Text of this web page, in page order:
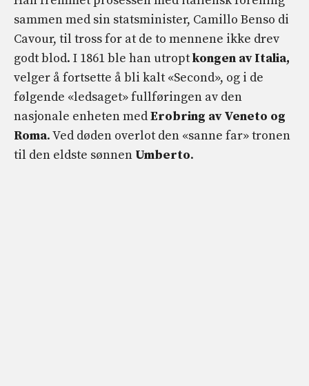
sammen med sin statsminister, Camillo Benso di
Cavour, til tross for at de to mennene ikke drev
godt blod. I 1861 ble han utroptkongen av Italia,
velger å fortsette å bli kalt «Second», og i de
følgende «ledsaget» fullføringen av den
nasjonale enheten medErobring av Veneto og
Roma. Ved døden overlot den «sanne far» tronen
til den eldste sønnen Umberto.